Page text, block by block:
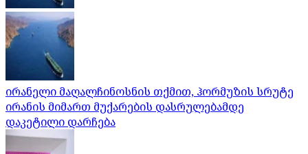
ირანელი მაღალჩინოსნის თქმით, ჰორმუზის სრუტე
ირანის მიმართ მუქარების დასრულებამდე
დაკეტილი დარჩება